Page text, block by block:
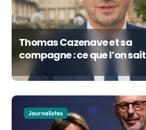
Thomas Cazenave et sa
compagne : ce que l’on sait
de la vie privée du maire de
Bordeaux
Journalistes